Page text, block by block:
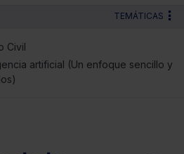
TEMÁTICAS
Civil
artificial (Un enfoque sencillo y